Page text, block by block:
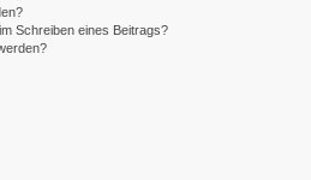
Schreiben eines Beitrags?